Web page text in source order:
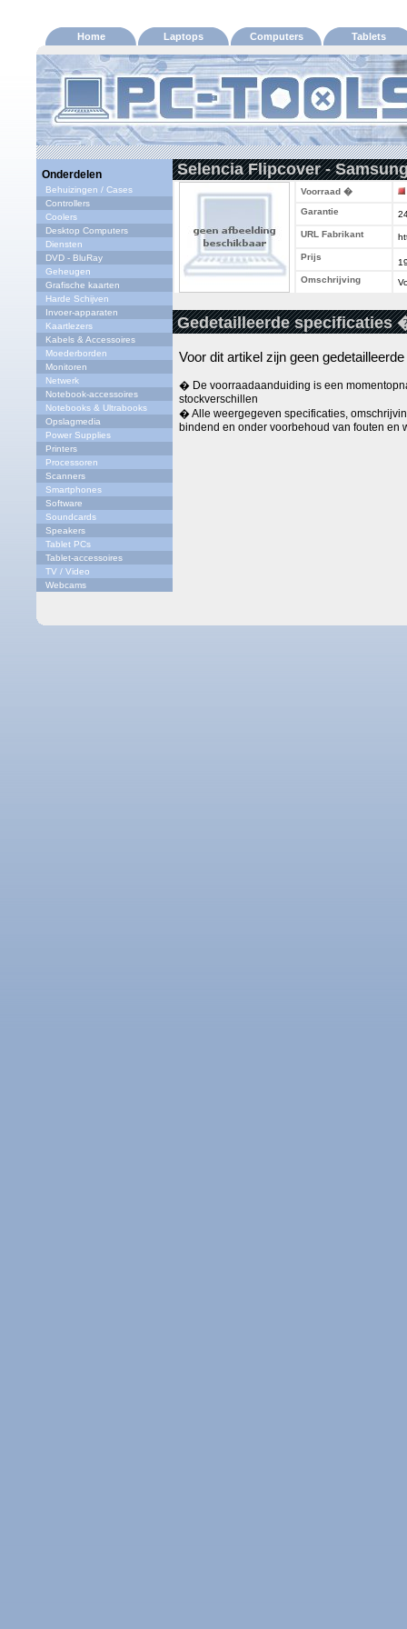
Home Laptops Computers Tablets
Onderdelen
Behuizingen / Cases
Controllers
Coolers
Desktop Computers
Diensten
DVD - BluRay
Geheugen
Grafische kaarten
Harde Schijven
Invoer-apparaten
Kaartlezers
Kabels & Accessoires
Moederborden
Monitoren
Netwerk
Notebook-accessoires
Notebooks & Ultrabooks
Opslagmedia
Power Supplies
Printers
Processoren
Scanners
Smartphones
Software
Soundcards
Speakers
Tablet PCs
Tablet-accessoires
TV / Video
Webcams
Selencia Flipcover -
Voorraad �
Garantie
URL Fabrikant
Prijs
Omschrijving
Gedetailleerde specificaties
Voor dit artikel zijn geen
� De voorraadaanduiding is een
stockverschillen
� Alle weergegeven specificaties,
bindend en onder voorbehoud van fouten en